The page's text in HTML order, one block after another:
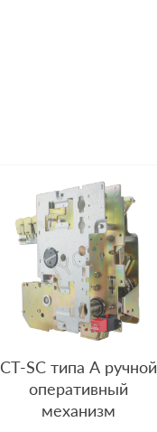
CT-SC типа A ручной
оперативный
механизм